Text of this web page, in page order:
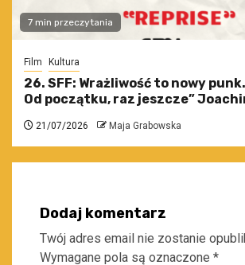
7 min przeczytania
Film Kultura
26. SFF: Wrażliwość to nowy
Od początku, raz jeszcze”
21/07/2026 Maja Grabowska
Dodaj komentarz
Twój adres email nie zostanie
Wymagane pola są oznaczone *